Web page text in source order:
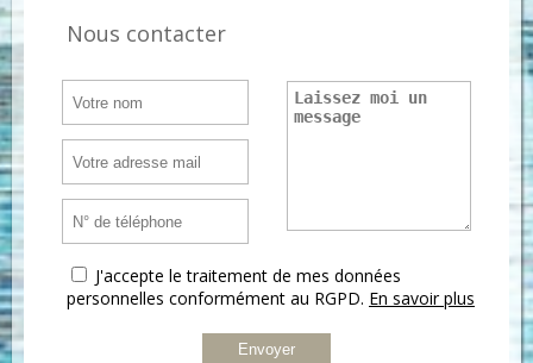
Nous contacter
J'accepte le traitement de mes données
personnelles conformément au RGPD. En savoir plus